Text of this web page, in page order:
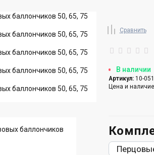
Сравнить
В наличии
Артикул:10-051
Цена и